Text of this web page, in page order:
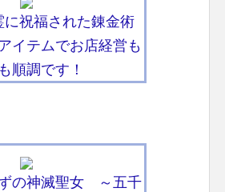
に祝福された錬金術
テムでお店経営も
順調です！
の神滅聖女 ～五千